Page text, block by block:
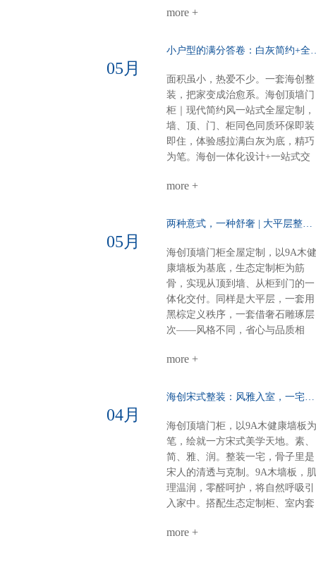
式高级海创顶墙门柜，全屋一体定
到底
而奢华。错层沙发背景，融入中式
意主卧山水画悠然入墙，顶墙一体
空间，亦成画境。雅韵茶室门墙柜
同色配套，线条简洁，材质统一。
煮茶待客，静谧有序，东方生活哲
学尽在其中。细节见匠心全屋顶部
采用博格蜂窝大板，耐潮抗变形，
线性美观。双层空间，整体感再升
定制，从方案到落地，一站配齐。
more +
05月
面积虽小，热爱不少。一套海创整
装，把家变成治愈系。海创顶墙门
柜｜现代简约风一站式全屋定制，
墙、顶、门、柜同色同质环保即装
即住，体验感拉满白灰为底，精巧
为笔。海创一体化设计+一站式交
不翻车。28㎡客餐厨，装出大宅的
柜，好看好用功能与装饰兼得，回
放：去掉边界，拉近距离光线、空
气、家人，自由流动。做饭不孤
单，等饭不无聊。屏风+弧形奢石
用餐区温柔升维半掩餐边柜，若隐
若现；奢石墙面柔光一打，吃饭像
在美术馆。电器内嵌，一门到顶：
高柜，表面干净，内里强大。大
间 × 开放式书房圆弧转角，悬浮轻
盈，一个转身，阅读、观影、换衣
全搞定。沙发背景+蜂窝大板：安
的高级感平整墙面+顶部大气大板
少即是多，静即是奢。一套海创，
搞定全屋。环保、省心、高颜值、
高利用。小户型，也能住出大写的
到真正懂整装的海创。
more +
05月
海创顶墙门柜全屋定制，以9A木健
康墙板为基底，生态定制柜为筋
骨，实现从顶到墙、从柜到门的一
体化交付。同样是大平层，一套用
黑棕定义秩序，一套借奢石雕琢层
次——风格不同，省心与品质相
宅】客餐厅一体化：黑棕大面积铺
柜隐形收纳，开阔无界双儿童房：
材守护成长麻将室 主卧：深色墙
配灯带，主卧木饰面+隐形门，动
分明关键词：沉稳、统一、仪式感
【风格B：奢石层次·极简艺术】客
餐厅：奢石背景墙+墙柜组合，9A
木墙板打底，生态柜嵌入侧边，视
整铺、无床头设计、同色不同质，
more +
04月
海创顶墙门柜，以9A木健康墙板为
笔，绘就一方宋式美学天地。素、
简、雅、润。整装一宅，骨子里是
宋人的清透与克制。9A木墙板，肌
理温润，零醛呵护，将自然呼吸引
入家中。搭配生态定制柜、室内套
天成。玄关：一折画屏，微光迎
more +